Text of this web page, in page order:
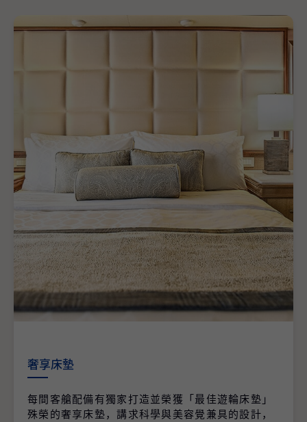
奢享床墊
每間客艙配備有獨家打造並榮獲「最佳遊輪床墊」
殊榮的奢享床墊，講求科學與美容覺兼具的設計，